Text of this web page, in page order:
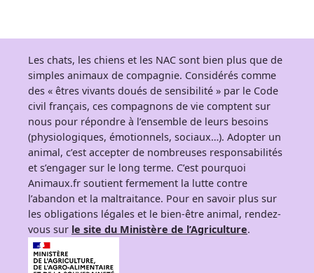
Les chats, les chiens et les NAC sont bien plus que de
simples animaux de compagnie. Considérés comme
des « êtres vivants doués de sensibilité » par le Code
civil français, ces compagnons de vie comptent sur
nous pour répondre à l’ensemble de leurs besoins
(physiologiques, émotionnels, sociaux…). Adopter un
animal, c’est accepter de nombreuses responsabilités
et s’engager sur le long terme. C’est pourquoi
Animaux.fr soutient fermement la lutte contre
l’abandon et la maltraitance. Pour en savoir plus sur
les obligations légales et le bien-être animal, rendez-
vous sur le site du Ministère de l’Agriculture.